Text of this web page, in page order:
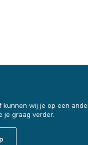
wij je op een
je graag verder.